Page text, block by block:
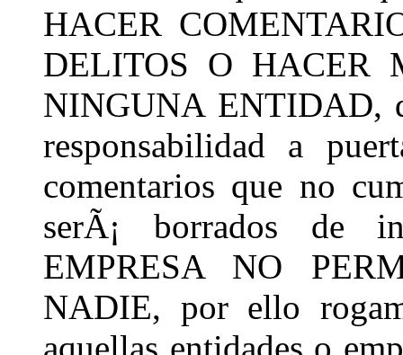
HACER
DELITOS O HACER
NINGUNA ENTIDAD,
responsabilidad a
comentarios que no
serÃ¡ borrados de
EMPRESA NO
NADIE, por ello